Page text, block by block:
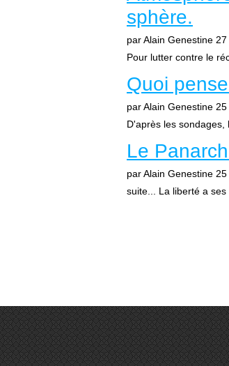
sphère.
par Alain Genestine
Pour lutter contre le
Quoi
par Alain Genestine
D'après les sondages,
Le
par Alain Genestine
suite... La liberté a ses